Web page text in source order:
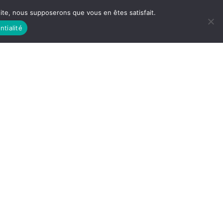
LIFE
nous supposerons que vous en êtes satisfait.